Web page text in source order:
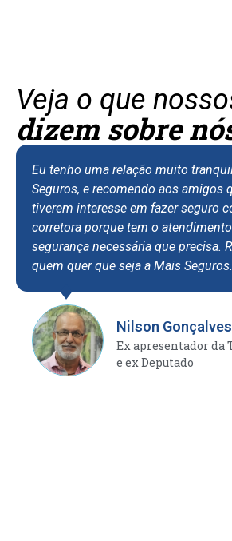
Veja o que
dizem sobre
Eu tenho uma relação muito
Seguros, e recomendo aos amigos
tiverem interesse em fazer seguro
corretora porque tem o
segurança necessária que precisa.
quem quer que seja a Mais Seguros.
Nilson Gonçalves
Ex apresentador da
e ex Deputado